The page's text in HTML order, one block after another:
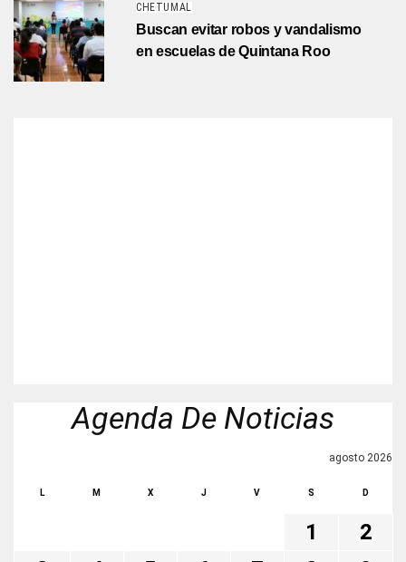
CHETUMAL
Buscan evitar robos y vandalismo
en escuelas de Quintana Roo
Agenda De Noticias
agosto 2026
L M X J V S D
1
2